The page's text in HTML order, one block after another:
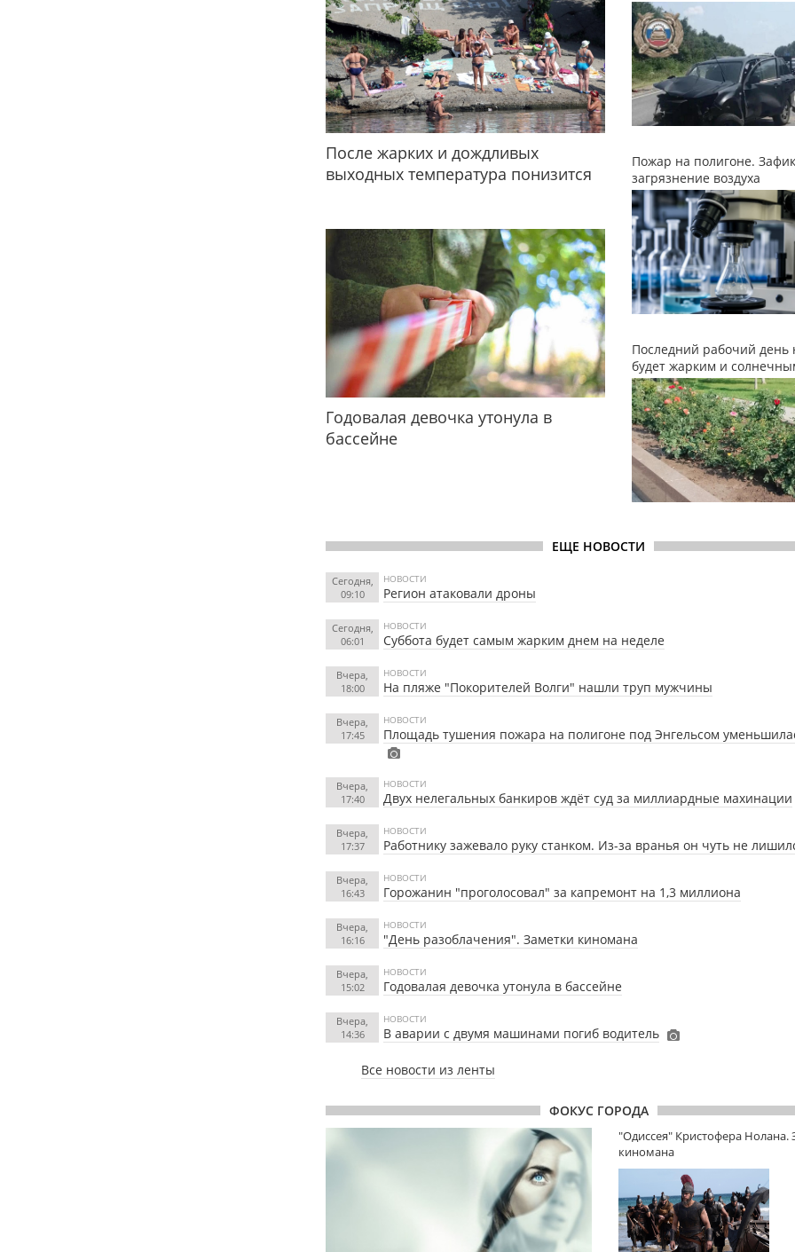
После жарких и дождливых
выходных температура понизится
Годовалая девочка утонула в
бассейне
Пожар на полигоне.
загрязнение воздуха
Последний рабочий день
будет жарким и
ЕЩЕ НОВОСТИ
Сегодня,
09:10
НОВОСТИ
Регион атаковали дроны
Сегодня,
06:01
НОВОСТИ
Суббота будет самым жарким днем на неделе
Вчера,
18:00
НОВОСТИ
На пляже "Покорителей Волги" нашли труп мужчины
Вчера,
17:45
НОВОСТИ
Площадь тушения пожара на полигоне под Энгельсом
Вчера,
17:40
НОВОСТИ
Двух нелегальных банкиров ждёт суд за миллиардные махинации
Вчера,
17:37
НОВОСТИ
Работнику зажевало руку станком. Из-за вранья он чуть не
Вчера,
16:43
НОВОСТИ
Горожанин "проголосовал" за капремонт на 1,3 миллиона
Вчера,
16:16
НОВОСТИ
"День разоблачения". Заметки киномана
Вчера,
15:02
НОВОСТИ
Годовалая девочка утонула в бассейне
Вчера,
14:36
НОВОСТИ
В аварии с двумя машинами погиб водитель
Все новости из ленты
ФОКУС ГОРОДА
"Одиссея" Кристофера Нолана.
киномана